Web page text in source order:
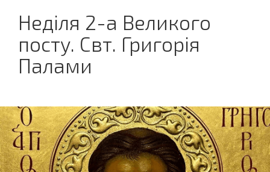
Неділя 2-а Великого
посту. Свт. Григорія
Палами